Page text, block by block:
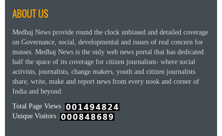
ABOUT US
Medhaj News provide round the clock unbiased and detailed coverage
on Governance, social, developmental and issues of real concern for
masses. Medhaj News is the only web news portal that has dedicated
half the space of its coverage for citizen journalism- where social
activists, journalists, change makers, youth and citizen journalists
share, write, make and report news from every nook and corner of
India and beyond.
Total Page Views :
Unique Visitors :